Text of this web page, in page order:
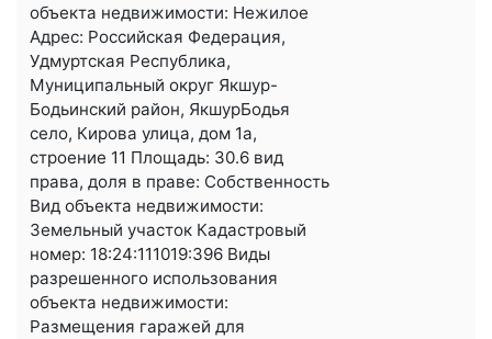
объекта недвижимости: Нежилое
Адрес: Российская Федерация,
Удмуртская Республика,
Муниципальный округ Якшур-
Бодьинский район, ЯкшурБодья
село, Кирова улица, дом 1а,
строение 11 Площадь: 30.6 вид
права, доля в праве: Собственность
Вид объекта недвижимости:
Земельный участок Кадастровый
номер: 18:24:111019:396 Виды
разрешенного использования
объекта недвижимости:
Размещения гаражей для